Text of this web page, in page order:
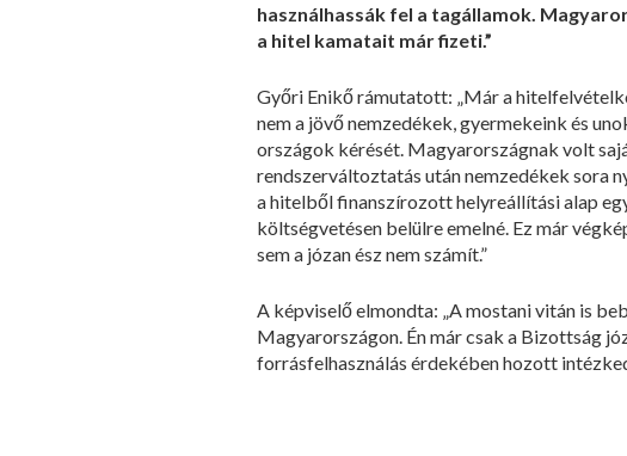
használhassák fel a tagállamok.
a hitel kamatait már fizeti.”
Győri Enikő rámutatott: „Már a
nem a jövő nemzedékek, gyermekeink és
országok kérését. Magyarországnak volt
rendszerváltoztatás után nemzedékek sora
a hitelből finanszírozott helyreállítási alap
költségvetésen belülre emelné. Ez már
sem a józan ész nem számít.”
A képviselő elmondta: „A mostani vitán is
Magyarországon. Én már csak a Bizottság
forrásfelhasználás érdekében hozott